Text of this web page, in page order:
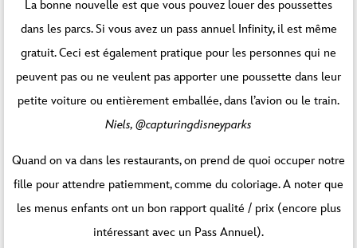
La bonne nouvelle est que vous pouvez louer des poussettes
dans les parcs. Si vous avez un pass annuel Infinity, il est même
gratuit. Ceci est également pratique pour les personnes qui ne
peuvent pas ou ne veulent pas apporter une poussette dans leur
petite voiture ou entièrement emballée, dans l’avion ou le train.
Niels, @capturingdisneyparks
Quand on va dans les restaurants, on prend de quoi occuper notre
fille pour attendre patiemment, comme du coloriage. A noter que
les menus enfants ont un bon rapport qualité / prix (encore plus
intéressant avec un Pass Annuel).